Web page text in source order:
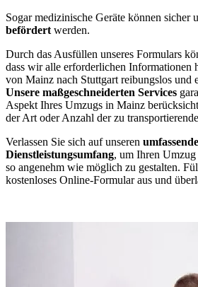
Sogar medizinische Geräte können sicher
befördert werden.
Durch das Ausfüllen unseres Formulars
dass wir alle erforderlichen Informationen
von Mainz nach Stuttgart reibungslos und
Unsere maßgeschneiderten Services
Aspekt Ihres Umzugs in Mainz
der Art oder Anzahl der zu
Verlassen Sie sich auf unseren
Dienstleistungsumfang, um Ihren
so angenehm wie möglich zu gestalten.
kostenloses Online-Formular aus und